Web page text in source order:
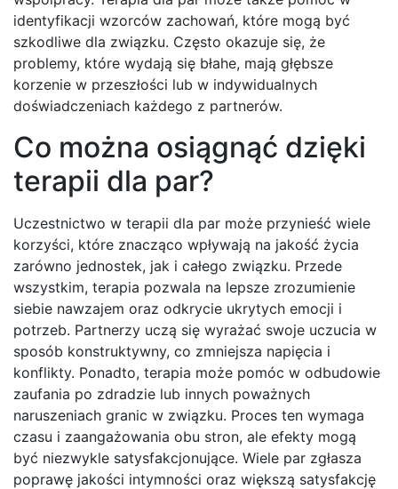
identyfikacji wzorców zachowań, które mogą być
szkodliwe dla związku. Często okazuje się, że
problemy, które wydają się błahe, mają głębsze
korzenie w przeszłości lub w indywidualnych
doświadczeniach każdego z partnerów.
Co można osiągnąć dzięki
terapii dla par?
Uczestnictwo w terapii dla par może przynieść wiele
korzyści, które znacząco wpływają na jakość życia
zarówno jednostek, jak i całego związku. Przede
wszystkim, terapia pozwala na lepsze zrozumienie
siebie nawzajem oraz odkrycie ukrytych emocji i
potrzeb. Partnerzy uczą się wyrażać swoje uczucia w
sposób konstruktywny, co zmniejsza napięcia i
konflikty. Ponadto, terapia może pomóc w odbudowie
zaufania po zdradzie lub innych poważnych
naruszeniach granic w związku. Proces ten wymaga
czasu i zaangażowania obu stron, ale efekty mogą
być niezwykle satysfakcjonujące. Wiele par zgłasza
poprawę jakości intymności oraz większą satysfakcję